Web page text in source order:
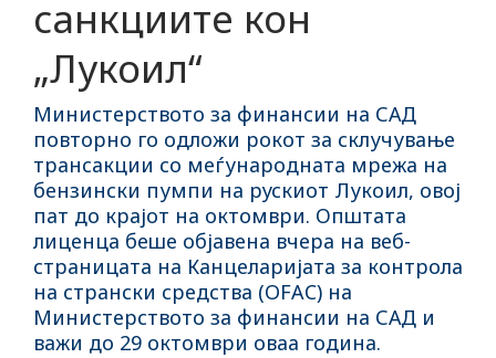
санкциите кон
„Лукоил“
Министерството за финансии на САД
повторно го одложи рокот за склучување
трансакции со меѓународната мрежа на
бензински пумпи на рускиот Лукоил, овој
пат до крајот на октомври. Општата
лиценца беше објавена вчера на веб-
страницата на Канцеларијата за контрола
на странски средства (OFAC) на
Министерството за финансии на САД и
важи до 29 октомври оваа година.